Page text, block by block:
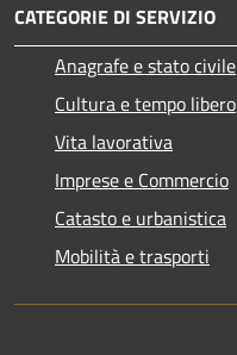
CATEGORIE DI SERVIZIO
Anagrafe e stato civile
Cultura e tempo libero
Vita lavorativa
Imprese e Commercio
Catasto e urbanistica
Mobilità e trasporti